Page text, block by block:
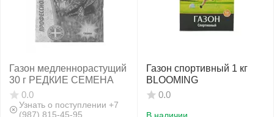
Газон медленнорастущий
30 г РЕДКИЕ СЕМЕНА
0.0
Узнать о поступлении +7
(987) 815-45-95
Газон спортивный 1 кг
BLOOMING
0.0